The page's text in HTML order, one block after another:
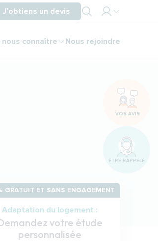
J’obtiens un devis
espace
nous connaître Nous rejoindre
GRATUIT ET SANS ENGAGEMENT
Adaptation du logement :
votre étude
personnalisée
VOS AVIS
ÊTRE RAPPELÉ